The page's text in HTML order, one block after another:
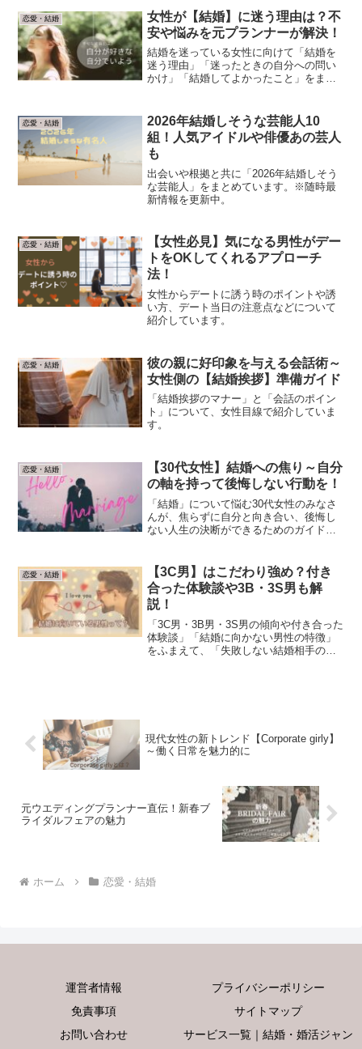
恋愛・結婚
女性が【結婚】に迷う理由は？不
安や悩みを元プランナーが解決！
結婚を迷っている女性に向けて「結婚を
迷う理由」「迷ったときの自分への問い
かけ」「結婚してよかったこと」をまと
恋愛・結婚
2026年結婚しそうな芸能人10
組！人気アイドルや俳優あの芸人
も
出会いや根拠と共に「2026年結婚しそう
な芸能人」をまとめています。※随時最
新情報を更新中。
恋愛・結婚
【女性必見】気になる男性がデー
トをOKしてくれるアプローチ
法！
女性からデートに誘う時のポイントや誘
い方、デート当日の注意点などについて
紹介しています。
恋愛・結婚
彼の親に好印象を与える会話術～
女性側の【結婚挨拶】準備ガイド
「結婚挨拶のマナー」と「会話のポイン
ト」について、女性目線で紹介していま
す。
恋愛・結婚
【30代女性】結婚への焦り～自分
の軸を持って後悔しない行動を！
「結婚」について悩む30代女性のみなさ
んが、焦らずに自分と向き合い、後悔し
ない人生の決断ができるためのガイド記
恋愛・結婚
【3C男】はこだわり強め？付き
合った体験談や3B・3S男も解
説！
「3C男・3B男・3S男の傾向や付き合った
体験談」「結婚に向かない男性の特徴」
をふまえて、「失敗しない結婚相手の選
現代女性の新トレンド【Corporate girly】
～働く日常を魅力的に
元ウエディングプランナー直伝！新春ブ
ライダルフェアの魅力
ホーム 恋愛・結婚
運営者情報
プライバシーポリシー
免責事項
サイトマップ
お問い合わせ
サービス一覧｜結婚・婚活ジャン